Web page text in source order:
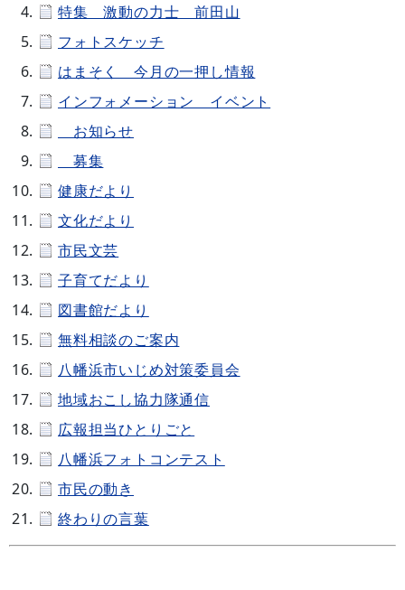
特集 激動の力士 前田山
フォトスケッチ
はまそく 今月の一押し情報
インフォメーション イベント
お知らせ
募集
健康だより
文化だより
市民文芸
子育てだより
図書館だより
無料相談のご案内
八幡浜市いじめ対策委員会
地域おこし協力隊通信
広報担当ひとりごと
八幡浜フォトコンテスト
市民の動き
終わりの言葉